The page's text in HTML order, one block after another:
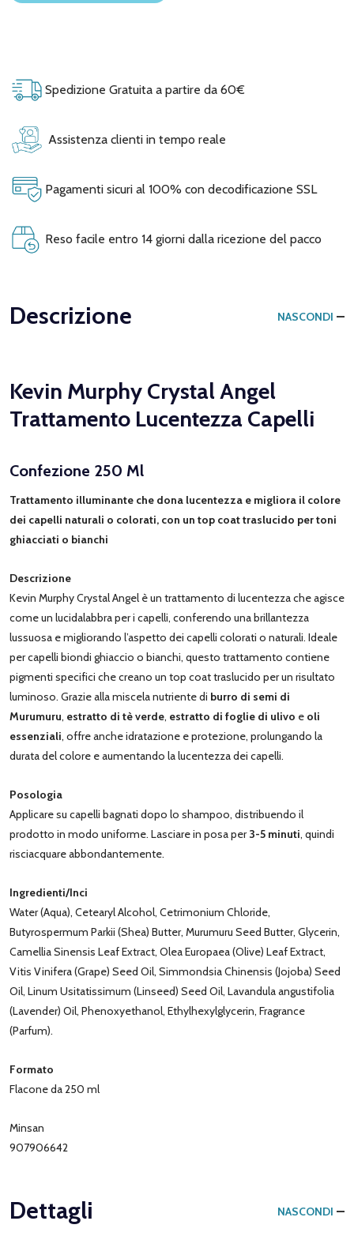
Spedizione Gratuita a partire da 60€
Assistenza clienti in tempo reale
Pagamenti sicuri al 100% con decodificazione SSL
Reso facile entro 14 giorni dalla ricezione del pacco
Descrizione NASCONDI
Kevin Murphy Crystal Angel
Trattamento Lucentezza Capelli
Confezione 250 Ml
Trattamento illuminante che dona lucentezza e migliora il colore
dei capelli naturali o colorati, con un top coat traslucido per toni
ghiacciati o bianchi
Descrizione
Kevin Murphy Crystal Angel è un trattamento di lucentezza che agisce
come un lucidalabbra per i capelli, conferendo una brillantezza
lussuosa e migliorando l’aspetto dei capelli colorati o naturali. Ideale
per capelli biondi ghiaccio o bianchi, questo trattamento contiene
pigmenti specifici che creano un top coat traslucido per un risultato
luminoso. Grazie alla miscela nutriente di burro di semi di
Murumuru, estratto di tè verde, estratto di foglie di ulivo e oli
essenziali, offre anche idratazione e protezione, prolungando la
durata del colore e aumentando la lucentezza dei capelli.
Posologia
Applicare su capelli bagnati dopo lo shampoo, distribuendo il
prodotto in modo uniforme. Lasciare in posa per3-5 minuti, quindi
risciacquare abbondantemente.
Ingredienti/Inci
Water (Aqua), Cetearyl Alcohol, Cetrimonium Chloride,
Butyrospermum Parkii (Shea) Butter, Murumuru Seed Butter, Glycerin,
Camellia Sinensis Leaf Extract, Olea Europaea (Olive) Leaf Extract,
Vitis Vinifera (Grape) Seed Oil, Simmondsia Chinensis (Jojoba) Seed
Oil, Linum Usitatissimum (Linseed) Seed Oil, Lavandula angustifolia
(Lavender) Oil, Phenoxyethanol, Ethylhexylglycerin, Fragrance
(Parfum).
Formato
Flacone da 250 ml
Minsan
907906642
Dettagli NASCONDI